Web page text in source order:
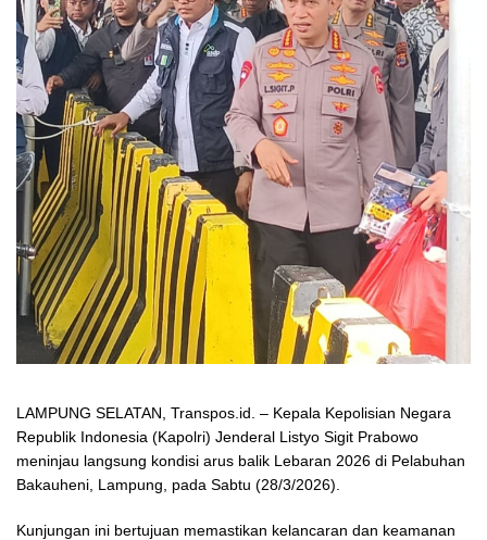
LAMPUNG SELATAN, Transpos.id. – Kepala Kepolisian Negara
Republik Indonesia (Kapolri) Jenderal Listyo Sigit Prabowo
meninjau langsung kondisi arus balik Lebaran 2026 di Pelabuhan
Bakauheni, Lampung, pada Sabtu (28/3/2026).
Kunjungan ini bertujuan memastikan kelancaran dan keamanan